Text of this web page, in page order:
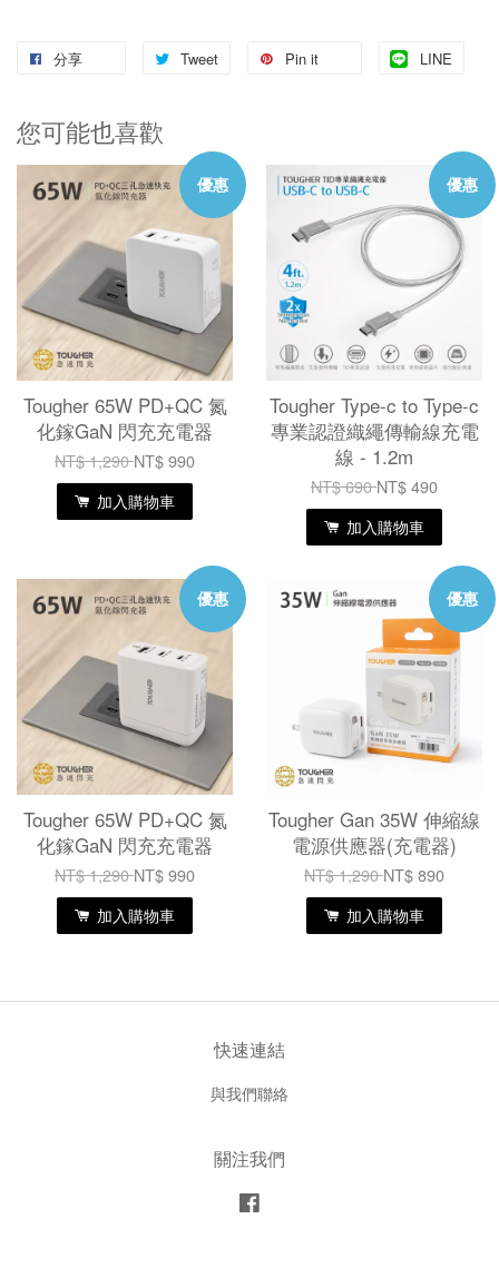
分享 Tweet Pin it LINE
您可能也喜歡
優惠
Tougher 65W PD+QC 氮
化鎵GaN 閃充充電器
NT$ 1,290NT$ 990
加入購物車
優惠
Tougher Type-c to Type-c
專業認證織繩傳輸線充電
線 - 1.2m
NT$ 690NT$ 490
加入購物車
優惠
Tougher 65W PD+QC 氮
化鎵GaN 閃充充電器
NT$ 1,290NT$ 990
加入購物車
優惠
Tougher Gan 35W 伸縮線
電源供應器(充電器)
NT$ 1,290NT$ 890
加入購物車
快速連結
與我們聯絡
關注我們